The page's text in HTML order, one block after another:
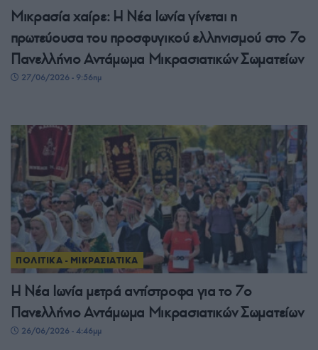
Μικρασία χαίρε: Η Νέα Ιωνία γίνεται η
πρωτεύουσα του προσφυγικού ελληνισμού στο 7ο
Πανελλήνιο Αντάμωμα Μικρασιατικών Σωματείων
27/06/2026 - 9:56πμ
ΠΟΛΙΤΙΚΑ - ΜΙΚΡΑΣΙΑΤΙΚΑ
Η Νέα Ιωνία μετρά αντίστροφα για το 7ο
Πανελλήνιο Αντάμωμα Μικρασιατικών Σωματείων
26/06/2026 - 4:46μμ